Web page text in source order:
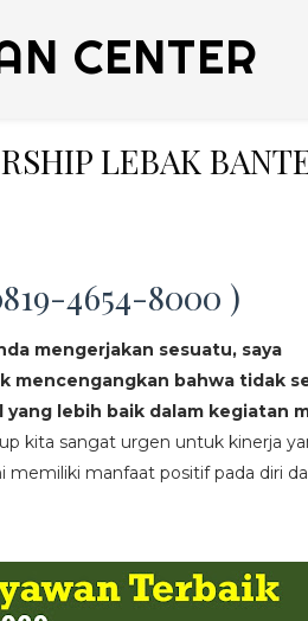
CENTER
LEBAK
4654-8000 )
mengerjakan sesuatu, saya
mencengangkan bahwa tidak
lebih baik dalam kegiatan
kita sangat urgen untuk kinerja
memiliki manfaat positif pada diri